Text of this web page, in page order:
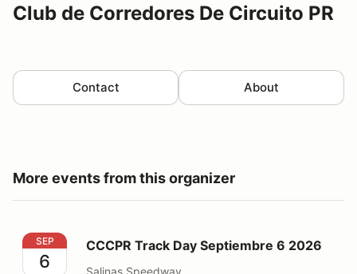
Club de Corredores De Circuito PR
Contact About
More events from this organizer
CCCPR Track Day Septiembre 6 2026
SEP
6
CCCPR Track Day Septiembre 6 2026
Salinas Speedway